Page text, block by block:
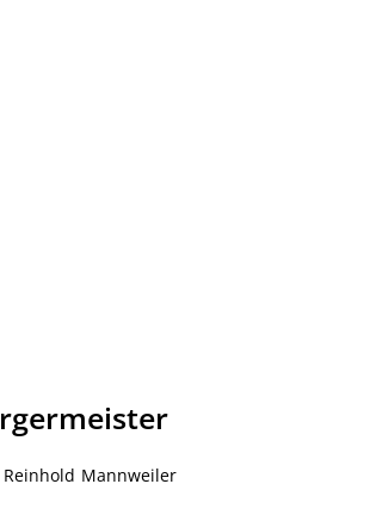
Reinhold Mannweiler